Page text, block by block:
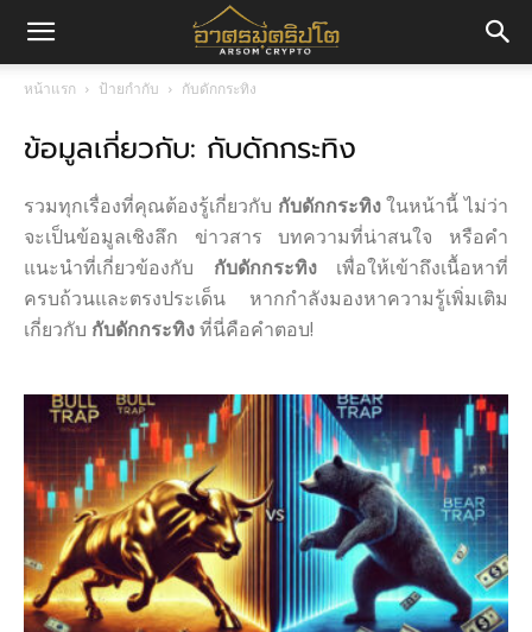
มค
หน้าแรก ป้ายกำกับ กับดักกระทิง
ข้อมูลเกี่ยวกับ: กับดักกระทิง
รวมทุกเรื่องที่คุณต้องรู้เกี่ยวกับ กับดักกระทิงในหน้านี้ ไม่ว่า
จะเป็นข้อมูลเชิงลึก ข่าวสาร บทความที่น่าสนใจ หรือคำ
แนะนำที่เกี่ยวข้องกับ กับดักกระทิงเพื่อให้เข้าถึงเนื้อหาที่
ครบถ้วนและตรงประเด็น หากกำลังมองหาความรู้เพิ่มเติม
เกี่ยวกับ กับดักกระทิงที่นี่คือคำตอบ!